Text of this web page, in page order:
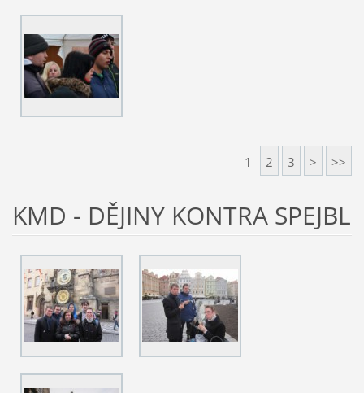
1 2 3 > >>
KMD - DĚJINY KONTRA SPEJBL